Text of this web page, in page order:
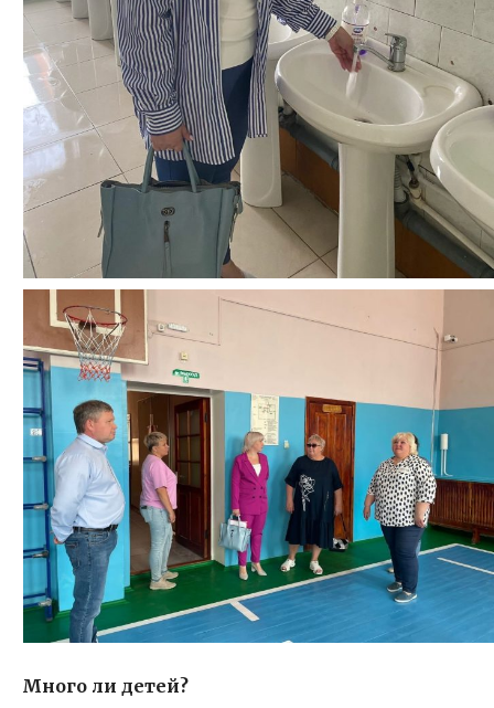
Много ли детей?